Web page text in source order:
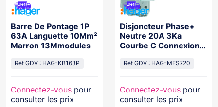
Barre De Pontage 1P
63A Languette 10Mm²
Marron 13Mmodules
Réf GDV : HAG-KB163P
Connectez-vous pour
consulter les prix
Disjoncteur Phase+
Neutre 20A 3Ka
Courbe C Connexion
Module
Réf GDV : HAG-MFS720
Connectez-vous pour
consulter les prix